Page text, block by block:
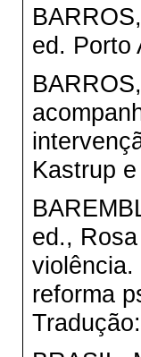
ed. Porto
Kastrup
ed.,
reforma